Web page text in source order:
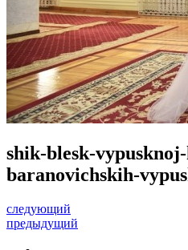
shik-blesk-
baranovichskih-
следующий
предыдущий